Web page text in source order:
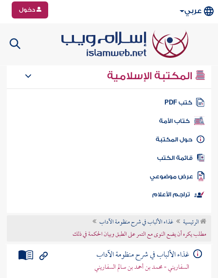
عربي دخول
المكتبة الإسلامية
كتب PDF
كتاب الأمة
المكتبة
الكتب
موضوعي
تراجم الأعلام
الرئيسية
غذاء الألباب في شرح منظومة الآداب
مطلب يكره أن يضع النوى مع التمر على الطبق وبيان الحكمة في ذلك
غذاء الألباب في شرح منظومة الآداب
السفاريني - محمد بن أحمد بن سالم السفاريني